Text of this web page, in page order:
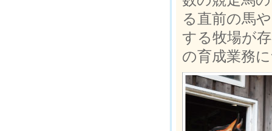
る直前の馬
する牧場が
の育成業務